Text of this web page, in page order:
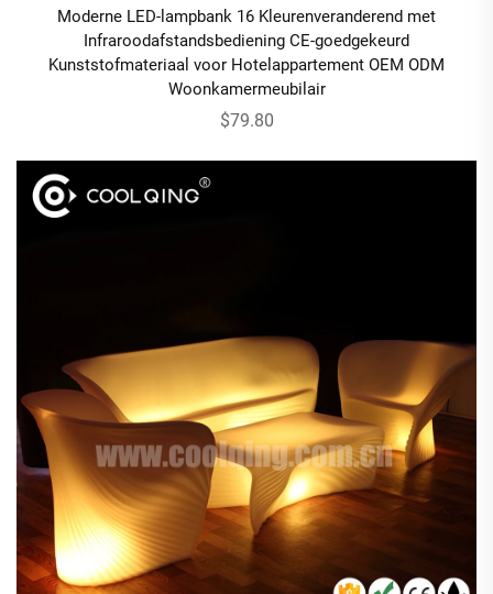
Moderne LED-lampbank 16 Kleurenveranderend met
Infraroodafstandsbediening CE-goedgekeurd
Kunststofmateriaal voor Hotelappartement OEM ODM
Woonkamermeubilair
$79.80